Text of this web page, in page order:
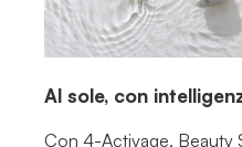
Al sole, con
Con 4-Activage, Beauty